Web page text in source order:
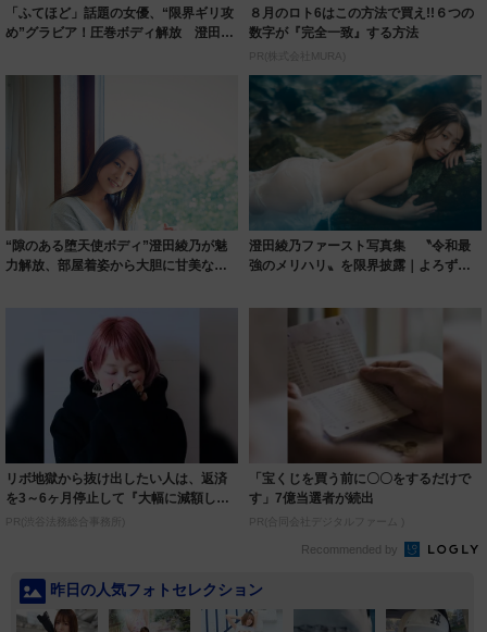
「ふてほど」話題の女優、“限界ギリ攻
め”グラビア！圧巻ボディ解放 澄田綾
８月のロト6はこの方法で買え!!６つの
数字が『完全一致』する方法
PR(株式会社MURA)
“隙のある堕天使ボディ”澄田綾乃が魅
力解放、部屋着姿から大胆に甘美な姿
澄田綾乃ファースト写真集 〝令和最
強のメリハリ〟を限界披露｜よろず〜
リボ地獄から抜け出したい人は、返済
を3～6ヶ月停止して『大幅に減額して
から返済す...
PR(渋谷法務総合事務所)
「宝くじを買う前に〇〇をするだけで
す」7億当選者が続出
PR(合同会社デジタルファーム )
Recommended by
昨日の人気フォトセレクション